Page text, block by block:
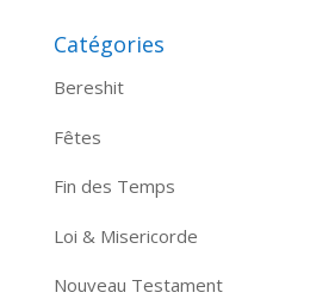
Catégories
Bereshit
Fêtes
Fin des Temps
Loi & Misericorde
Nouveau Testament